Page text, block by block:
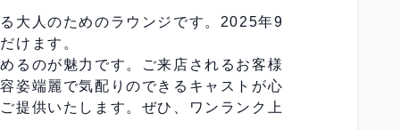
大人のためのラウンジです。2025年9
けます。
るのが魅力です。ご来店されるお客様
姿端麗で気配りのできるキャストが心
提供いたします。ぜひ、ワンランク上